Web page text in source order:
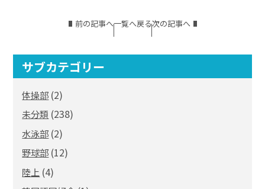
前の記事へ一覧へ戻る次の記事へ
サブカテゴリー
体操部 (2)
未分類 (238)
水泳部 (2)
野球部 (12)
陸上 (4)